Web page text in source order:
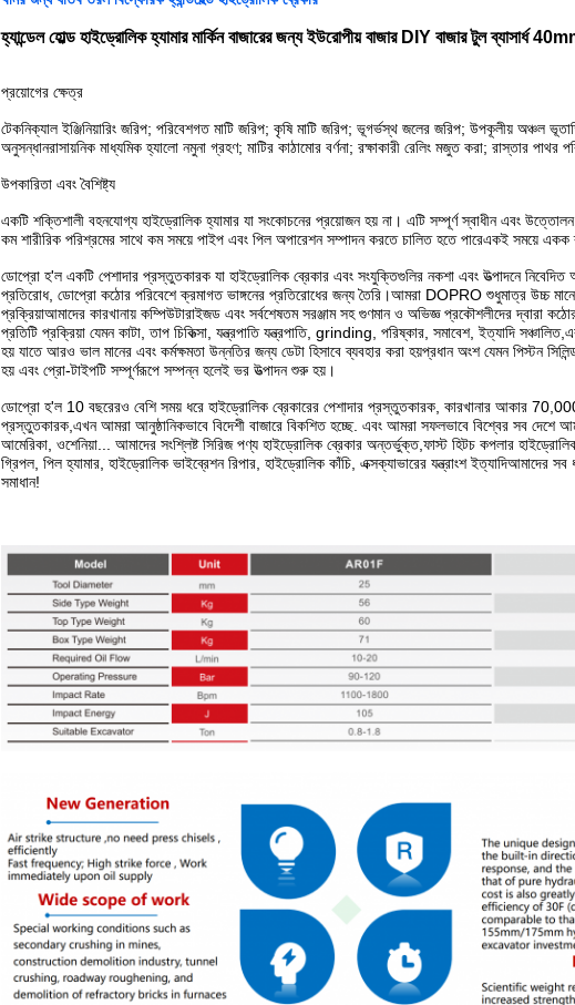
হ্যান্ডেল হোল্ড হাইড্রোলিক হ্যামার মার্কিন বাজারের জন্য ইউরোপীয় বাজার DIY বাজার টুল ব্যাসার্ধ
প্রয়োগের ক্ষেত্র
টেকনিক্যাল ইঞ্জিনিয়ারিং জরিপ; পরিবেশগত মাটি জরিপ; কৃষি মাটি জরিপ; ভূগর্ভস্থ জলের জরিপ; উপকূলীয় অঞ্চল
অনুসন্ধানরাসায়নিক মাধ্যমিক হ্যালো নমুনা গ্রহণ; মাটির কাঠামোর বর্ণনা; রক্ষাকারী রেলিং মজুত করা; রাস্তার
উপকারিতা এবং বৈশিষ্ট্য
একটি শক্তিশালী বহনযোগ্য হাইড্রোলিক হ্যামার যা সংকোচনের প্রয়োজন হয় না। এটি সম্পূর্ণ স্বাধীন এবং
কম শারীরিক পরিশ্রমের সাথে কম সময়ে পাইপ এবং পিল অপারেশন সম্পাদন করতে চালিত হতে পারেএকই সময়ে একক
ডোপ্রো হ'ল একটি পেশাদার প্রস্তুতকারক যা হাইড্রোলিক ব্রেকার এবং সংযুক্তিগুলির নকশা এবং উত্পাদনে নিবেদিত
প্রতিরোধ, ডোপ্রো কঠোর পরিবেশে ক্রমাগত ভাঙ্গনের প্রতিরোধের জন্য তৈরি।আমরা DOPRO শুধুমাত্র উচ্চ
প্রক্রিয়াআমাদের কারখানায় কম্পিউটারাইজড এবং সর্বশেষতম সরঞ্জাম সহ গুণমান ও অভিজ্ঞ প্রকৌশলীদের দ্বারা
প্রতিটি প্রক্রিয়া যেমন কাটা, তাপ চিকিত্সা, যন্ত্রপাতি যন্ত্রপাতি, grinding, পরিষ্কার, সমাবেশ, ইত্যাদি
হয় যাতে আরও ভাল মানের এবং কর্মক্ষমতা উন্নতির জন্য ডেটা হিসাবে ব্যবহার করা হয়প্রধান অংশ যেমন পিস্টন
হয় এবং প্রো-টাইপটি সম্পূর্ণরূপে সম্পন্ন হলেই ভর উত্পাদন শুরু হয়।
ডোপ্রো হ'ল 10 বছরেরও বেশি সময় ধরে হাইড্রোলিক ব্রেকারের পেশাদার প্রস্তুতকারক, কারখানার আকার 70,000
প্রস্তুতকারক,এখন আমরা আনুষ্ঠানিকভাবে বিদেশী বাজারে বিকশিত হচ্ছে. এবং আমরা সফলভাবে বিশ্বের সব দেশে
আমেরিকা, ওশেনিয়া... আমাদের সংশ্লিষ্ট সিরিজ পণ্য হাইড্রোলিক ব্রেকার অন্তর্ভুক্ত,ফাস্ট হিটচ কপলার
গ্রিপল, পিল হ্যামার, হাইড্রোলিক ভাইব্রেশন রিপার, হাইড্রোলিক কাঁচি, এক্সক্যাভারের যন্ত্রাংশ
সমাধান!